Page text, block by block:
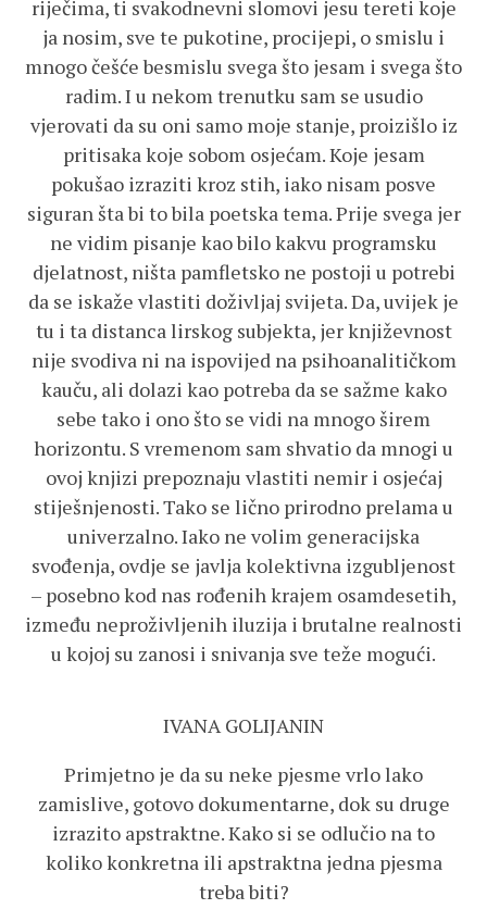
riječima, ti svakodnevni slomovi jesu tereti koje
ja nosim, sve te pukotine, procijepi, o smislu i
mnogo češće besmislu svega što jesam i svega što
radim. I u nekom trenutku sam se usudio
vjerovati da su oni samo moje stanje, proizišlo iz
pritisaka koje sobom osjećam. Koje jesam
pokušao izraziti kroz stih, iako nisam posve
siguran šta bi to bila poetska tema. Prije svega jer
ne vidim pisanje kao bilo kakvu programsku
djelatnost, ništa pamfletsko ne postoji u potrebi
da se iskaže vlastiti doživljaj svijeta. Da, uvijek je
tu i ta distanca lirskog subjekta, jer književnost
nije svodiva ni na ispovijed na psihoanalitičkom
kauču, ali dolazi kao potreba da se sažme kako
sebe tako i ono što se vidi na mnogo širem
horizontu. S vremenom sam shvatio da mnogi u
ovoj knjizi prepoznaju vlastiti nemir i osjećaj
stiješnjenosti. Tako se lično prirodno prelama u
univerzalno. Iako ne volim generacijska
svođenja, ovdje se javlja kolektivna izgubljenost
– posebno kod nas rođenih krajem osamdesetih,
između neproživljenih iluzija i brutalne realnosti
u kojoj su zanosi i snivanja sve teže mogući.
IVANA GOLIJANIN
Primjetno je da su neke pjesme vrlo lako
zamislive, gotovo dokumentarne, dok su druge
izrazito apstraktne. Kako si se odlučio na to
koliko konkretna ili apstraktna jedna pjesma
treba biti?